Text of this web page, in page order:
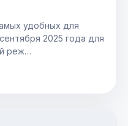
удобных для
2025 года для
реж…